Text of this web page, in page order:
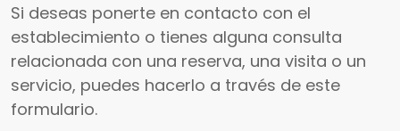
Si deseas ponerte en contacto con el
establecimiento o tienes alguna consulta
relacionada con una reserva, una visita o un
servicio, puedes hacerlo a través de este
formulario.